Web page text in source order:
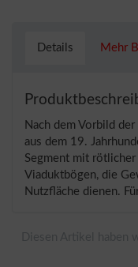
Details Mehr
Nach dem Vorbild
aus dem 19.
Segment mit rötlicher
Viaduktbögen, die
Nutzfläche dienen.